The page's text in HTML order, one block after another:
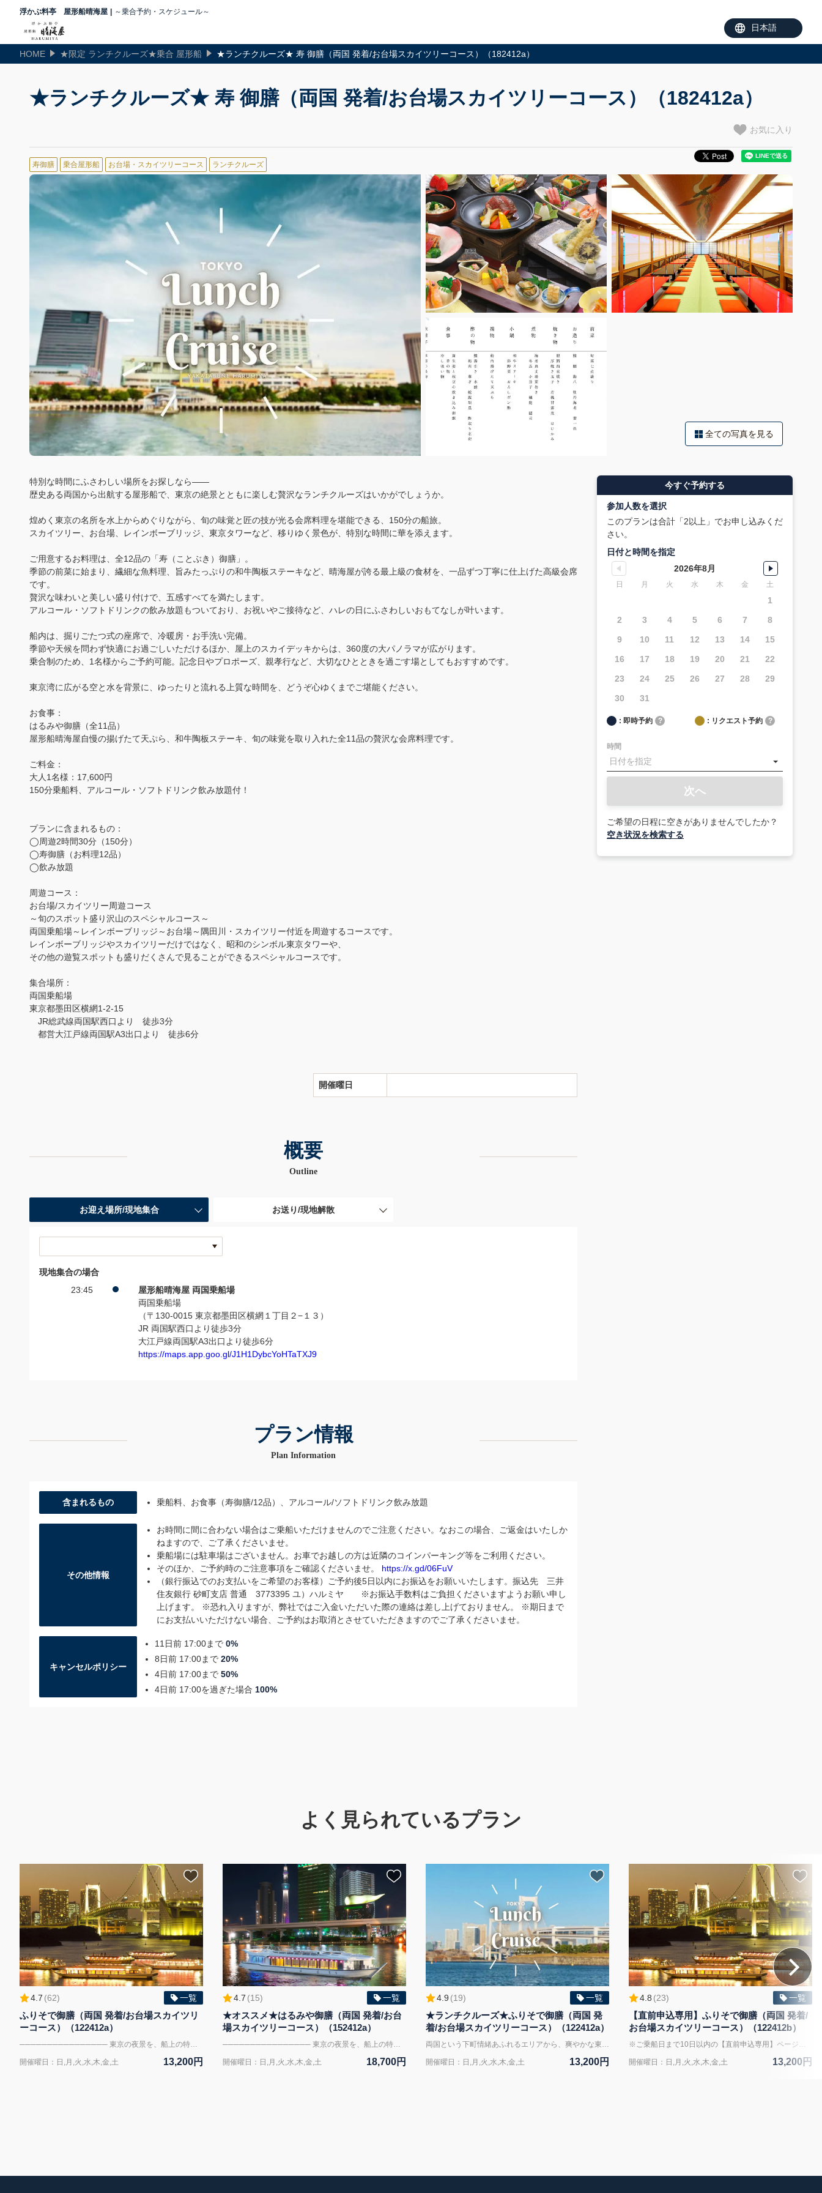
浮かぶ料亭 屋形船晴海屋 ～乗合予約・スケジュール～
HOME ★限定 ランチクルーズ★乗合 屋形船 ★ランチクルーズ★ 寿 御膳（両国 発着/お台場スカイツリーコース）（182412a）
★ランチクルーズ★ 寿 御膳（両国 発着/お台場スカイツリーコース）（182412a）
お気に入り
寿御膳 乗合屋形船 お台場・スカイツリーコース ランチクルーズ
全ての写真を見る
特別な時間にふさわしい場所をお探しなら——
歴史ある両国から出航する屋形船で、東京の絶景とともに楽しむ贅沢なランチクルーズはいかがでしょうか。
煌めく東京の名所を水上からめぐりながら、旬の味覚と匠の技が光る会席料理を堪能できる、150分の船旅。
スカイツリー、お台場、レインボーブリッジ、東京タワーなど、移りゆく景色が、特別な時間に華を添えます。
ご用意するお料理は、全12品の「寿（ことぶき）御膳」。
季節の前菜に始まり、繊細な魚料理、旨みたっぷりの和牛陶板ステーキなど、晴海屋が誇る最上級の食材を、一品ずつ丁寧に仕上げた高級会席
です。
贅沢な味わいと美しい盛り付けで、五感すべてを満たします。
アルコール・ソフトドリンクの飲み放題もついており、お祝いやご接待など、ハレの日にふさわしいおもてなしが叶います。
船内は、掘りごたつ式の座席で、冷暖房・お手洗い完備。
季節や天候を問わず快適にお過ごしいただけるほか、屋上のスカイデッキからは、360度の大パノラマが広がります。
乗合制のため、1名様からご予約可能。記念日やプロポーズ、親孝行など、大切なひとときを過ごす場としてもおすすめです。
東京湾に広がる空と水を背景に、ゆったりと流れる上質な時間を、どうぞ心ゆくまでご堪能ください。
お食事：
はるみや御膳（全11品）
屋形船晴海屋自慢の揚げたて天ぷら、和牛陶板ステーキ、旬の味覚を取り入れた全11品の贅沢な会席料理です。
ご料金：
大人1名様：17,600円
150分乗船料、アルコール・ソフトドリンク飲み放題付！
プランに含まれるもの：
◯周遊2時間30分（150分）
◯寿御膳（お料理12品）
◯飲み放題
周遊コース：
お台場/スカイツリー周遊コース
～旬のスポット盛り沢山のスペシャルコース～
両国乗船場～レインボーブリッジ～お台場～隅田川・スカイツリー付近を周遊するコースです。
レインボーブリッジやスカイツリーだけではなく、昭和のシンボル東京タワーや、
その他の遊覧スポットも盛りだくさんで見ることができるスペシャルコースです。
集合場所：
両国乗船場
東京都墨田区横網1-2-15
JR総武線両国駅西口より 徒歩3分
都営大江戸線両国駅A3出口より 徒歩6分
開催曜日
概要
Outline
お迎え場所/現地集合 お送り/現地解散
現地集合の場合
23:45
屋形船晴海屋 両国乗船場
両国乗船場
（〒130-0015 東京都墨田区横網１丁目２−１３）
JR 両国駅西口より徒歩3分
大江戸線両国駅A3出口より徒歩6分
https://maps.app.goo.gl/J1H1DybcYoHTaTXJ9
プラン情報
Plan Information
含まれるもの 乗船料、お食事（寿御膳/12品）、アルコール/ソフトドリンク飲み放題
その他情報
お時間に間に合わない場合はご乗船いただけませんのでご注意ください。なおこの場合、ご返金はいたしか
ねますので、ご了承くださいませ。
乗船場には駐車場はございません。お車でお越しの方は近隣のコインパーキング等をご利用ください。
そのほか、ご予約時のご注意事項をご確認くださいませ。 https://x.gd/06FuV
（銀行振込でのお支払いをご希望のお客様）ご予約後5日以内にお振込をお願いいたします。振込先 三井
住友銀行 砂町支店 普通 3773395 ユ）ハルミヤ ※お振込手数料はご負担くださいますようお願い申し
上げます。 ※恐れ入りますが、弊社ではご入金いただいた際の連絡は差し上げておりません。 ※期日まで
にお支払いいただけない場合、ご予約はお取消とさせていただきますのでご了承くださいませ。
キャンセルポリシー
11日前 17:00まで 0%
8日前 17:00まで 20%
4日前 17:00まで 50%
4日前 17:00を過ぎた場合 100%
今すぐ予約する
参加人数を選択
このプランは合計「2以上」でお申し込みくだ
さい。
日付と時間を指定
2026年8月
日 月 火 水 木 金 土
1
2
3 4 5 6 7
8
9
10 11 12 13 14
15
16
17 18 19 20 21
22
23
24 25 26 27 28
29
30
31
: 即時予約 ? : リクエスト予約 ?
時間
次へ
ご希望の日程に空きがありませんでしたか？
空き状況を検索する
よく見られているプラン
4.7 (62) 一覧
ふりそで御膳（両国 発着/お台場スカイツリ
ーコース）（122412a）
──────────────── 東京の夜景を、船上の特等席で。 屋形船ディナークルーズ ★屋形船定番の人気会席 揚げたて天ぷらを楽しむ 「ふりそで御膳」プラン ──────────────── 東京の名所を水上からゆったりと巡る、晴海屋の屋形船クルーズ。 船上から眺めるお台場の夜景や東京スカイツリーは、日常を離れた特別なひとときを演出します。 揚げたての天ぷらをはじめとした、屋形船定番の会席料理とお飲み物をご用意。 屋形船ならではの風情ある空間で、ご家族やご友人とのお食事はもちろん、デートや会食にもおすすめです。 東京の景色とともに、船上で味わう贅沢なひとときをお楽しみください。 ──────────────── 【ご予約期限について】 こちらのご予約ページは ご乗船日の11日前までご予約を承っております。 ご乗船日が近いお客様は 直前予約専用ページよりご予約ください。 ▶直前予約はこちら（ふりそで御膳） https://x.gd/rQIn3 ──────────────── 【晴海屋クルーズの魅力】 ■揚げたて天ぷらを楽しむ定番会席 屋形船の醍醐味である揚げたての天ぷらをはじめ、 和食の職人が仕立てる彩り豊かな会席料理をご用意しております。 ■お飲み物はすべて飲み放題 お飲み物の代金はお料理に含まれております。 アルコール・ソフトドリンクなど豊富なメニューをお楽しみいただけます。 ■全席ゆったり掘りごたつ席 晴海屋の船内はすべて掘りごたつ席。 お子様からご年配の方まで、ゆったりとお過ごしいただけます。 ──────────────── 【プラン内容】 周遊時間：約2時間30分（150分） お料理：ふりそで御膳 揚げたて天ぷらを含む、屋形船定番の会席料理 飲み放題付き ※アレルギーや宗教上の理由による食材のご相談は ご乗船7日前までにお申し出ください。 内容により対応が難しい場合がございます。 ──────────────── 【お祝いオプション】 お誕生日や記念日など、大切なお祝いの席にも屋形船をご利用ください。 船内にてスタッフよりお祝いのお声がけを行い、記念品をお渡しいたします。 大切な一日が、思い出に残る特別なひとときとなりますようお手伝いいたします。 ※ご希望の場合は、ご乗船の3日前までにお申し付けください。 ※誠に恐れ入りますが、ケーキ・デザートプレート等のご手配は承っておりません。 ──────────────── 【周遊コース】 お台場スカイツリーコース 両国乗船場から隅田川を周遊し、お台場・東京湾方面を巡りながら、 東京スカイツリーを望む人気コースです。 レインボーブリッジやお台場のきらめく夜景、 そして東京を代表するランドマーク・東京スカイツリーなど、 東京らしい景色を船上からゆったりとお楽しみいただけます。 ※当日の運航状況により周遊コースを一部変更させていただく場合がございます。 ──────────────── 【屋形船の設備】 スカイデッキ：完備（屋上スカイデッキから夜景をご覧いただけます） 座席：掘りごたつ席 空調：冷暖房完備 お手洗い：船内あり 喫煙：船室外の指定場所のみ可 Wi-Fi：完備 バリアフリー：段差がございます お荷物：ベビーカーや大きなお荷物は事前にご相談ください 安全設備：救命胴衣等の安全備品を備えております ──────────────── 【集合場所】 両国乗船場 東京都墨田区横網1-2-1 JR総武線 両国駅西口 徒歩3分 都営大江戸線 両国駅A3出口 徒歩6分 ──────────────── 【ご利用料金】 大人 13,200円（税込） 子どもA（19歳以下／大人と同じお食事） 10,560円（税込） 子どもB（キッズプレート） 6,600円（税込） ※小学校低学年以下のお客様におすすめ ──────────────── ※掲載の船舶・船内・お料理の写真はイメージです。 内容は当日の状況により一部変更となる場合がございます。 ──────────────── ※毎月10日頃に翌々月分のご予約を開始します。（例 8月分のご予約→6月10日より予約開始）
開催曜日：日,月,火,水,木,金,土 13,200円
4.7 (15) 一覧
★オススメ★はるみや御膳（両国 発着/お台
場スカイツリーコース）（152412a）
──────────────── 東京の夜景を、船上の特等席で。 屋形船ディナークルーズ ★晴海屋おすすめ 陶板ステーキを含む全11品の贅沢会席 「はるみや御膳」プラン ──────────────── 都会の喧騒を離れ、水上から眺める東京の景色。 晴海屋の屋形船では、日常では味わえない特別なひとときをお楽しみいただけます。 お台場のきらめく夜景や東京スカイツリーを眺めながら味わう会席料理とお飲み物。 屋形船ならではの非日常空間で、ゆったりとお過ごしください。 ご接待やご会食、大切な方とのひとときにも最適な、特別なクルーズです。 ──────────────── 【ご予約期限について】 こちらの「はるみや御膳」プランは ご乗船日の11日前までご予約を承っております。 ご乗船日が近いお客様は 「ふりそで御膳」プランをご予約ください。 ▶直前予約はこちら（ふりそで御膳） https://x.gd/rQIn3 ──────────────── 【晴海屋クルーズの魅力】 ■職人仕立ての会席料理 すべて手作り、妥協なし。 和食の達人が仕立てる江戸前料理をご堪能ください。 ■お飲み物はすべて飲み放題 お飲み物の代金はお料理に含まれております。 アルコール・ソフトドリンクなど豊富なメニューをお楽しみいただけます。 ■全席ゆったり掘りごたつ席 晴海屋の船内はすべて掘りごたつ席。 お子様からご年配の方まで、ゆったりとお過ごしいただけます。 ──────────────── 【プラン内容】 周遊時間：約2時間30分（150分） お料理：はるみや御膳 陶板ステーキを含む全11品の贅沢会席料理 飲み放題付き ※アレルギーや宗教上の理由による食材のご相談は ご乗船7日前までにお申し出ください。 内容により対応が難しい場合がございます。 ──────────────── 【周遊コース】 お台場スカイツリーコース 両国乗船場から隅田川を周遊し、お台場・東京湾方面を経由してスカイツリー付近まで巡る人気コースです。 レインボーブリッジやお台場の夜景、そして東京スカイツリーなど、東京を代表する景色を船上からご覧いただけます。 ※当日の運航状況により周遊コースを一部変更させていただく場合がございます。 ──────────────── 【お祝いオプション】 お誕生日や記念日など、大切なお祝いの席にも屋形船をご利用ください。 船内にてスタッフよりお祝いのお声がけを行い、記念品をお渡しいたします。 大切な一日が、思い出に残る特別なひとときとなりますようお手伝いいたします。 ※ご希望の場合は、ご乗船の3日前までにお申し付けください。 ※誠に恐れ入りますが、ケーキ・デザートプレート等のご手配は承っておりません。 ──────────────── 【屋形船の設備】 スカイデッキ：完備（屋上スカイデッキから夜景をご覧いただけます） 座席：掘りごたつ席 空調：冷暖房完備 お手洗い：船内あり 喫煙：船室外の指定場所のみ可 Wi-Fi：完備 バリアフリー：段差がございます お荷物：ベビーカーや大きなお荷物は事前にご相談ください 安全設備：救命胴衣等の安全備品を備えております ──────────────── 【集合場所】 両国乗船場 東京都墨田区横網1-2-1 JR総武線 両国駅西口 徒歩3分 都営大江戸線 両国駅A3出口 徒歩6分 ──────────────── 【ご利用料金】 大人 18,700円（税込） 子どもA（19歳以下／大人と同じお食事） 14,960円（税込） 子どもB（キッズプレート） 6,600円（税込） ※小学校低学年以下のお客様におすすめ ──────────────── ※掲載の船舶・船内・お料理の写真はイメージです。 内容は当日の状況により一部変更となる場合がございます。 ──────────────── ※毎月10日頃に翌々月分のご予約を開始します。（例 8月分のご予約→6月10日より予約開始）
開催曜日：日,月,火,水,木,金,土 18,700円
4.9 (19) 一覧
★ランチクルーズ★ふりそで御膳（両国 発
着/お台場スカイツリーコース）（122412a）
両国という下町情緒あふれるエリアから、爽やかな東京湾へ。 屋形船のランチクルーズで、昼の東京をのんびり楽しむ旅に出かけませんか？ 東京の名所をぐるりと巡りながら、揚げたて天ぷら付きの本格和食御膳を味わえる乗合型のランチクルーズ。 出航はアクセスのよい両国。スカイツリーやお台場、レインボーブリッジなど、東京らしい風景が目の前に広がります。 夜の屋形船とはひと味違う、明るく開放的な景色とともに、約150分の船旅をお楽しみいただけます。 お食事は、その名も「ふりそで御膳」。 船内で揚げられる天ぷらは、できたてならではの香りと食感が格別です。 季節の素材を使った和の彩りを大切にした御膳スタイルでご提供。 アルコールやソフトドリンクの飲み放題もついており、ちょっとした贅沢気分を味わいたい方にもぴったりです。 船内は、全船掘りごたつ。冷暖房やお手洗いも完備されており、天候に左右されずに快適に過ごせます。また屋上スカイデッキでは360度広がる絶景をお楽しみください！ 乗合船なので、2名様から気軽にご参加いただけるのも魅力のひとつ。観光の合間に、東京湾の景色を楽しみながらリフレッシュしたい方にもおすすめです。 女子旅や親子のお出かけ、記念日のお祝いなどにもぴったりのこのランチクルーズ。 華やかなお料理と東京らしい眺めに包まれて、昼のひとときをゆったりとお過ごしください。 お食事： ふりそで御膳（全10品） 屋形船晴海屋名物の船内揚げたて天ぷらをはじめ、旬の味覚を味わえる全10品の会席料理です ※アレルギーや宗教上の理由により食材に関するご相談がある場合は、 ご乗船7日前までにお申し出ください。 内容により対応が難しい場合がございます。 ご料金： 大人1名様：13,200円 150分乗船料、アルコール・ソフトドリンク飲み放題付！ プランに含まれるもの： ◯周遊2時間30分（150分） ◯ふりそで御膳（お料理10品） ◯飲み放題 周遊コース： お台場/スカイツリー周遊コース ～旬のスポット盛り沢山のスペシャルコース～ 両国乗船場～レインボーブリッジ～お台場～隅田川・スカイツリー付近を周遊するコースです。 レインボーブリッジやスカイツリーだけではなく、昭和のシンボル東京タワーや、 その他の遊覧スポットも盛りだくさんで見ることができるスペシャルコースです。 集合場所： 両国乗船場 東京都墨田区横網1-2-15 JR総武線両国駅西口より 徒歩3分 都営大江戸線両国駅A3出口より 徒歩6分 【お祝いオプション】 お誕生日・記念日などのお祝いに。船内にてスタッフよりお祝いのお声がけを行い、ささやかな記念品をお渡しいたします。 ※ご希望はご乗船の3日前までにお申し付けください。 ※誠に恐れ入りますがケーキ・デザートプレート等のご手配は承っておりません。 【屋形船の設備】 ・スカイデッキ：完備 ★屋上スカイデッキからの夜景をお楽しみください ・座席：掘りごたつ席 ・空調：冷暖房完備 ・お手洗い：船内にあり ・喫煙：船室外の指定場所のみ可 ・Wi-Fi:完備 ・バリアフリー：段差がございます ・お荷物：ベビーカーや大きなお荷物はご相談ください ・安全設備：救命胴衣等の安全備品を備えております ※こちらのページも合わせてご覧ください※ 【乗船希望日が近いお客様（10日以内）はこちらから】 直前予約専用ページ https://x.gd/GVejO
開催曜日：日,月,火,水,木,金,土 13,200円
4.8 (23) 一覧
【直前申込専用】ふりそで御膳（両国 発着/
お台場スカイツリーコース）（122412b）
※ご乗船日まで10日以内の【直前申込専用】ページです※ ～ふりそで御膳～ 屋形船晴海屋名物の船内揚げたて天ぷらをはじめ、旬の味覚を味わえる全10品の会席料理です 大人1名様：13,200円 ※150分乗船料、アルコール・ソフトドリンク飲み放題付！ デートやご家族やお友達同士、会社の少人数の集まりやご接待に最適です。 お料理は旬の食材や新鮮なお魚、吟味された肉料理等の会席料理&種類豊富な飲み放題♪ 晴海屋名物【揚げたての天ぷら】もご用意しております。 約150分間周遊でお台場の夜景や東京スカイツリーなど船上からの絶景をお楽しみください。 【プラン内容】 ◯周遊2時間30分（150分） ◯ふりそで御膳（お料理10品） ◯飲み放題 【コース】 お台場/スカイツリー周遊コース ～旬のスポット盛り沢山のスペシャルコース～ 両国乗船場～レインボーブリッジ～お台場～隅田川・清洲橋付近を周遊するコースです。 レインボーブリッジやスカイツリーだけではなく、昭和のシンボル東京タワーや、 その他の遊覧スポットも盛りだくさんで見ることができるスペシャルコースです。 【集合場所】 両国乗船場 東京都墨田区横綱1-2-15 JR総武線両国駅西口より 徒歩3分 都営大江戸線両国駅A3出口より 徒歩6分
開催曜日：日,月,火,水,木,金,土 13,200円